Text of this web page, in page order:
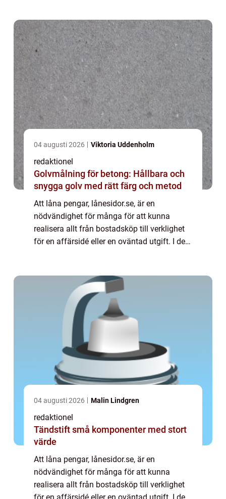
04 augusti 2026 Viktoria Uddenholm
redaktionel
Golvmålning för betong: Hållbara och
snygga golv med rätt färg och metod
Att låna pengar, lånesidor.se, är en
nödvändighet för många för att kunna
realisera allt från bostadsköp till verklighet
för en affärsidé eller en oväntad utgift. I den
04 augusti 2026 Malin Lindgren
redaktionel
Tändstift små komponenter med stort
värde
Att låna pengar, lånesidor.se, är en
nödvändighet för många för att kunna
realisera allt från bostadsköp till verklighet